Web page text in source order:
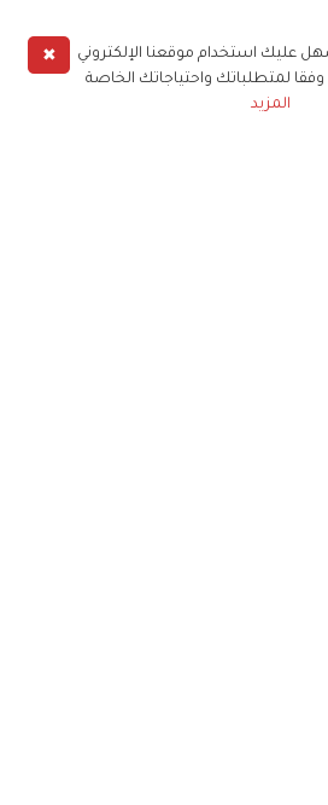
✖
عليك استخدام موقعنا الإلكتروني
وفقا لمتطلباتك واحتياجاتك الخاصة
المزيد